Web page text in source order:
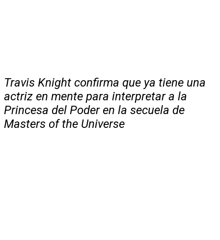
Travis Knight confirma que ya tiene una
actriz en mente para interpretar a la
Princesa del Poder en la secuela de
Masters of the Universe